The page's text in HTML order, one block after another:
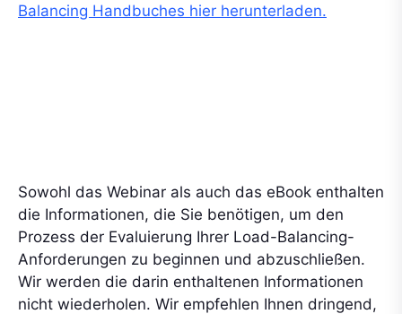
Balancing Handbuches hier herunterladen.
Sowohl das Webinar als auch das eBook enthalten
die Informationen, die Sie benötigen, um den
Prozess der Evaluierung Ihrer Load-Balancing-
Anforderungen zu beginnen und abzuschließen.
Wir werden die darin enthaltenen Informationen
nicht wiederholen. Wir empfehlen Ihnen dringend,